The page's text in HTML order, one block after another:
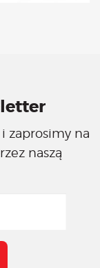
zaprosimy na
naszą